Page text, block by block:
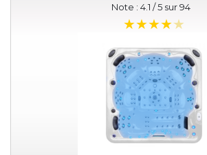
Note : 4.1 / 5 sur94